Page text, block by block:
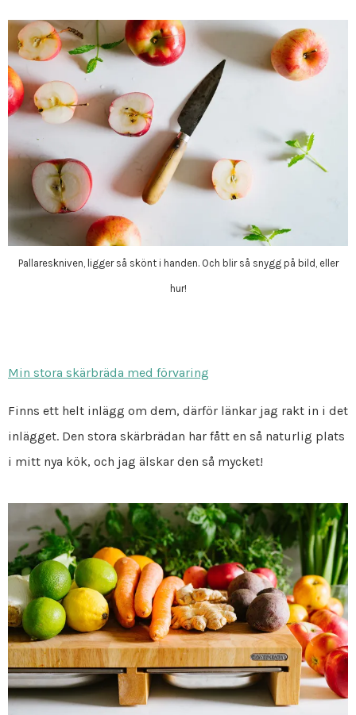
Pallareskniven, ligger så skönt i handen. Och blir så snygg på bild, eller
hur!
Min stora skärbräda med förvaring
Finns ett helt inlägg om dem, därför länkar jag rakt in i det
inlägget. Den stora skärbrädan har fått en så naturlig plats
i mitt nya kök, och jag älskar den så mycket!